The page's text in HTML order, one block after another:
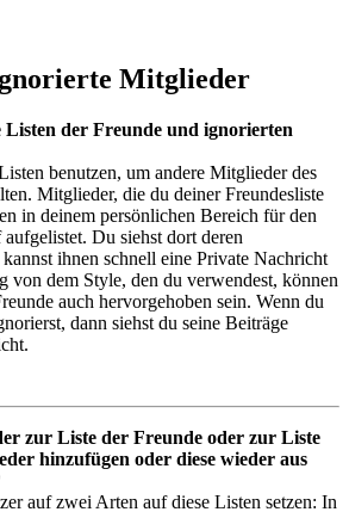
Mitglieder
Listen der Freunde und ignorierten
benutzen, um andere Mitglieder des
Mitglieder, die du deiner Freundesliste
in deinem persönlichen Bereich für den
Du siehst dort deren
ihnen schnell eine Private Nachricht
von dem Style, den du verwendest, können
auch hervorgehoben sein. Wenn du
dann siehst du seine Beiträge
zur Liste der Freunde oder zur Liste
hinzufügen oder diese wieder aus
auf zwei Arten auf diese Listen setzen: In